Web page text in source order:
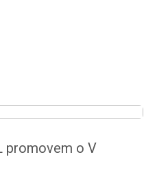
promovem o V